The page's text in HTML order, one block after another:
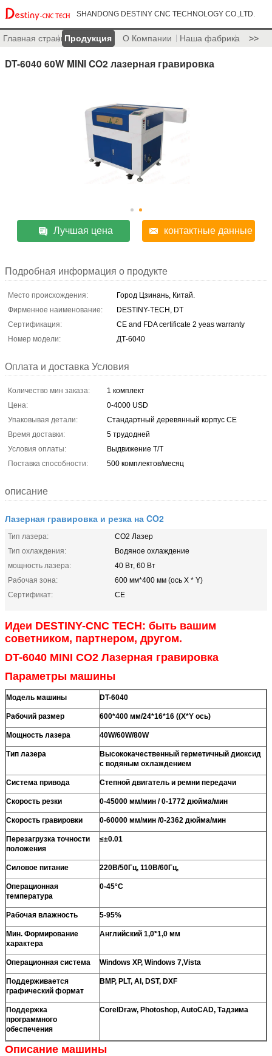
SHANDONG DESTINY CNC TECHNOLOGY CO.,LTD.
Главная страницаПродукция О Компании Наша фабрика >>
DT-6040 60W MINI CO2 лазерная гравировка
Лучшая цена контактные данные
Подробная информация о продукте
Место происхождения:
Город Цзинань, Китай.
Фирменное наименование:
DESTINY-TECH, DT
Сертификация:
CE and FDA certificate 2 yeas warranty
Номер модели:
ДТ-6040
Оплата и доставка Условия
Количество мин заказа:
1 комплект
Цена:
0-4000 USD
Упаковывая детали:
Стандартный деревянный корпус CE
Время доставки:
5 трудодней
Условия оплаты:
Выдвижение T/T
Поставка способности:
500 комплектов/месяц
описание
Лазерная гравировка и резка на CO2
Тип лазера:
CO2 Лазер
Тип охлаждения:
Водяное охлаждение
мощность лазера:
40 Вт, 60 Вт
Рабочая зона:
600 мм*400 мм (ось X * Y)
Сертификат:
CE
Идеи DESTINY-CNC TECH: быть вашим
советником, партнером, другом.
DT-6040 MINI CO2 Лазерная гравировка
Параметры машины
Модель машины DT-6040
Рабочий размер 600*400 мм/24*16*16 ((X*Y ось)
Мощность лазера 40W/60W/80W
Тип лазера
Высококачественный герметичный диоксид
с водяным охлаждением
Система привода Степной двигатель и ремни передачи
Скорость резки 0-45000 мм/мин / 0-1772 дюйма/мин
Скорость гравировки 0-60000 мм/мин /0-2362 дюйма/мин
Перезагрузка точности
положения
≤±0.01
Силовое питание 220В/50Гц, 110В/60Гц,
Операционная
температура
0-45°C
Рабочая влажность 5-95%
Мин. Формирование
характера
Английский 1,0*1,0 мм
Операционная система Windows XP, Windows 7,Vista
Поддерживается
графический формат
BMP, PLT, AI, DST, DXF
Поддержка
программного
обеспечения
CorelDraw, Photoshop, AutoCAD, Тадзима
Описание машины